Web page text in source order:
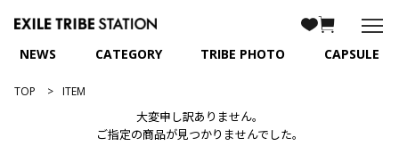
NEWS CATEGORY TRIBE PHOTO CAPSULE
TOP ITEM
大変申し訳ありません。
ご指定の商品が見つかりませんでした。